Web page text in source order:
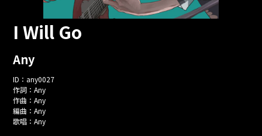
I Will Go
Any
ID： any0027
作詞：Any
作曲：Any
編曲：Any
歌唱：Any